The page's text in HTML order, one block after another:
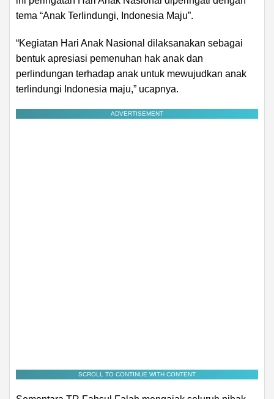
tema “Anak Terlindungi, Indonesia Maju”.
“Kegiatan Hari Anak Nasional dilaksanakan sebagai
bentuk apresiasi pemenuhan hak anak dan
perlindungan terhadap anak untuk mewujudkan anak
terlindungi Indonesia maju,” ucapnya.
ADVERTISEMENT
SCROLL TO CONTINUE WITH CONTENT